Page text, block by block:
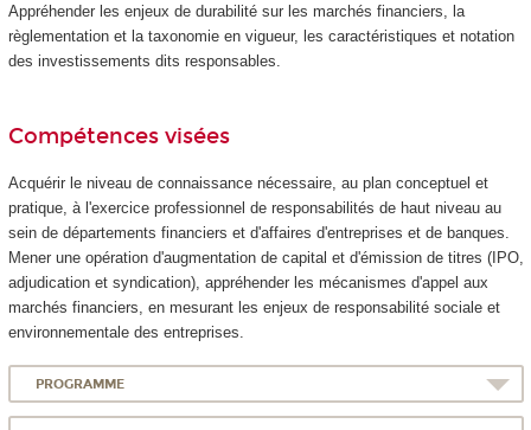
Appréhender les enjeux de durabilité sur les marchés financiers, la
règlementation et la taxonomie en vigueur, les caractéristiques et notation
des investissements dits responsables.
Compétences visées
Acquérir le niveau de connaissance nécessaire, au plan conceptuel et
pratique, à l'exercice professionnel de responsabilités de haut niveau au
sein de départements financiers et d'affaires d'entreprises et de banques.
Mener une opération d'augmentation de capital et d'émission de titres (IPO,
adjudication et syndication), appréhender les mécanismes d'appel aux
marchés financiers, en mesurant les enjeux de responsabilité sociale et
environnementale des entreprises.
PROGRAMME